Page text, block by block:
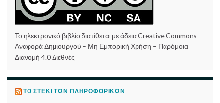
Το ηλεκτρονικό βιβλίο διατίθεται με άδεια Creative Commons
Αναφορά Δημιουργού – Μη Εμπορική Χρήση – Παρόμοια
Διανομή 4.0 Διεθνές
ΤΟ ΣΤΈΚΙ ΤΩΝ ΠΛΗΡΟΦΟΡΙΚΏΝ